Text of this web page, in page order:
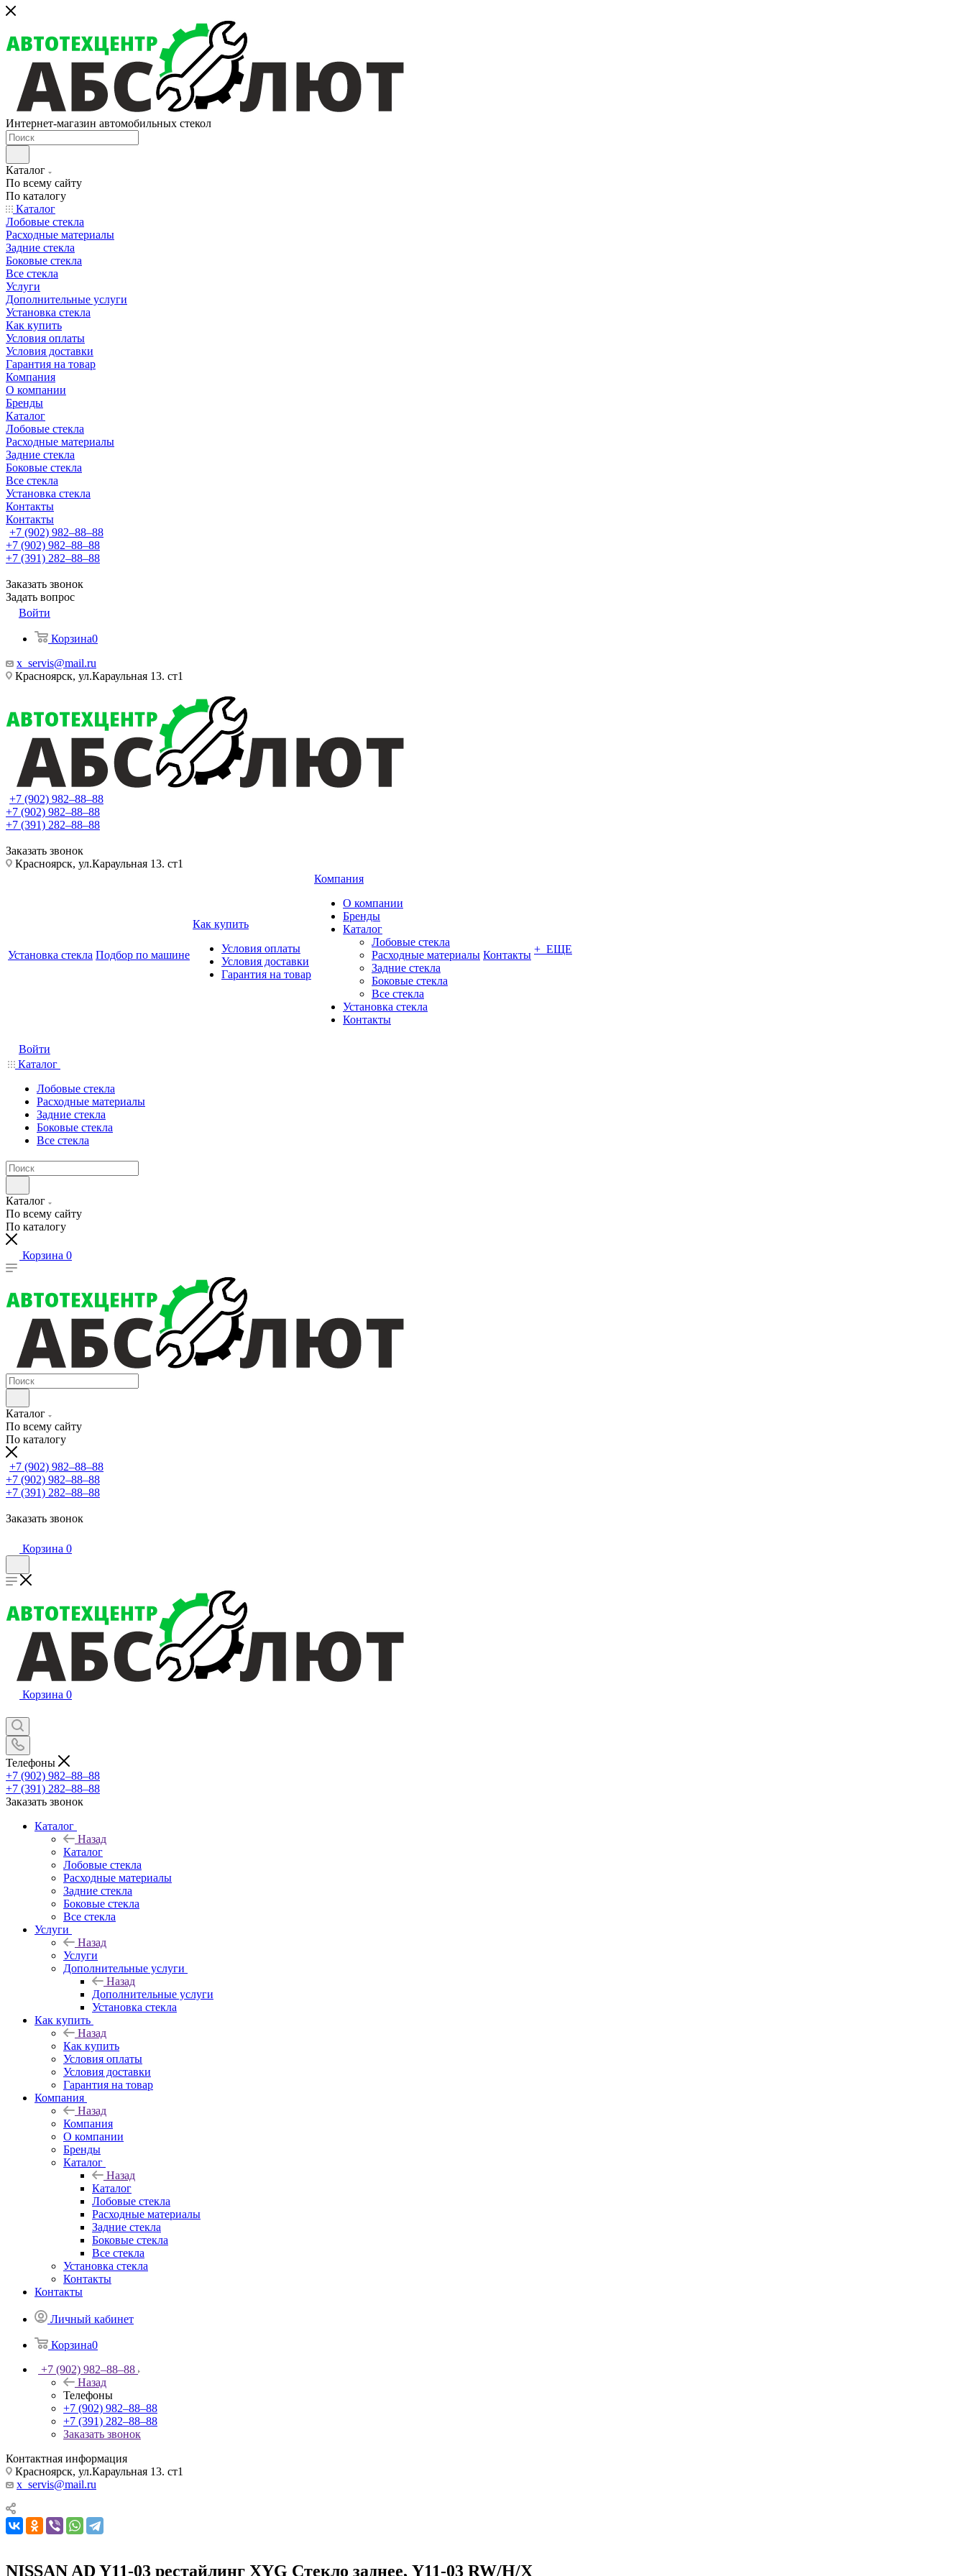
Интернет-магазин автомобильных стекол
Каталог
По всему сайту
По каталогу
Каталог
Лобовые стекла
Расходные материалы
Задние стекла
Боковые стекла
Все стекла
Услуги
Дополнительные услуги
Установка стекла
Как купить
Условия оплаты
Условия доставки
Гарантия на товар
Компания
О компании
Бренды
Каталог
Лобовые стекла
Расходные материалы
Задние стекла
Боковые стекла
Все стекла
Установка стекла
Контакты
Контакты
+7 (902) 982‒88‒88
+7 (902) 982‒88‒88
+7 (391) 282‒88‒88
Заказать звонок
Задать вопрос
Войти
Корзина0
x_servis@mail.ru
Красноярск, ул.Караульная 13. ст1
+7 (902) 982‒88‒88
+7 (902) 982‒88‒88
+7 (391) 282‒88‒88
Заказать звонок
Красноярск, ул.Караульная 13. ст1
Установка стекла Подбор по машине
Как купить
Условия оплаты
Условия доставки
Гарантия на товар
Компания
О компании
Бренды
Каталог
Лобовые стекла
Расходные материалы
Задние стекла
Боковые стекла
Все стекла
Установка стекла
Контакты
Контакты + ЕЩЕ
Войти
Каталог
Лобовые стекла
Расходные материалы
Задние стекла
Боковые стекла
Все стекла
Каталог
По всему сайту
По каталогу
Корзина 0
Каталог
По всему сайту
По каталогу
+7 (902) 982‒88‒88
+7 (902) 982‒88‒88
+7 (391) 282‒88‒88
Заказать звонок
Корзина 0
Корзина 0
Телефоны
+7 (902) 982‒88‒88
+7 (391) 282‒88‒88
Заказать звонок
Каталог
Назад
Каталог
Лобовые стекла
Расходные материалы
Задние стекла
Боковые стекла
Все стекла
Услуги
Назад
Услуги
Дополнительные услуги
Назад
Дополнительные услуги
Установка стекла
Как купить
Назад
Как купить
Условия оплаты
Условия доставки
Гарантия на товар
Компания
Назад
Компания
О компании
Бренды
Каталог
Назад
Каталог
Лобовые стекла
Расходные материалы
Задние стекла
Боковые стекла
Все стекла
Установка стекла
Контакты
Контакты
Личный кабинет
Корзина0
+7 (902) 982‒88‒88
Назад
Телефоны
+7 (902) 982‒88‒88
+7 (391) 282‒88‒88
Заказать звонок
Контактная информация
Красноярск, ул.Караульная 13. ст1
x_servis@mail.ru
NISSAN AD Y11-03 рестайлинг XYG Стекло заднее, Y11-03 RW/H/X